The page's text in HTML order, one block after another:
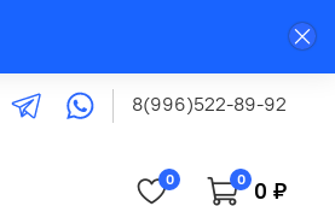
8(996)522-89-92
0 0 0 ₽